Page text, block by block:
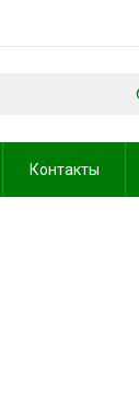
Контакты